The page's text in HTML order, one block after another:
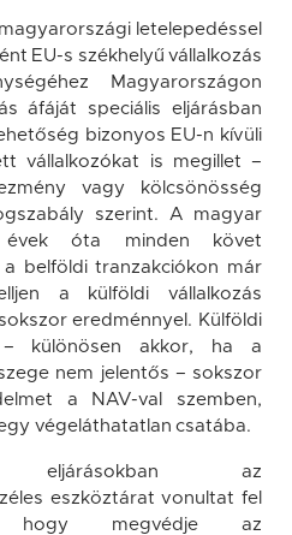
letelepedéssel
EU-s székhelyű vállalkozás
Magyarországon
áfáját speciális eljárásban
bizonyos EU-n kívüli
vállalkozókat is megillet –
vagy kölcsönösség
szerint. A magyar
évek óta minden követ
belföldi tranzakciókon már
a külföldi vállalkozás
eredménnyel. Külföldi
– különösen akkor, ha a
nem jelentős – sokszor
a NAV-val szemben,
végeláthatatlan csatába.
az
eszköztárat vonultat fel
hogy megvédje az